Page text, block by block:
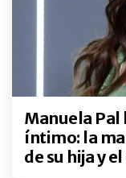
Manuela Pal
íntimo: la
de su hija y